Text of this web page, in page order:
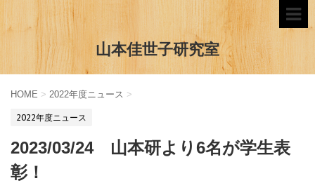
山本佳世子研究室
HOME > 2022年度ニュース >
2022年度ニュース
2023/03/24 山本研より6名が学生表
彰！